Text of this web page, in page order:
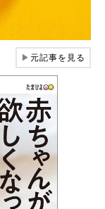
▶元記事を見る